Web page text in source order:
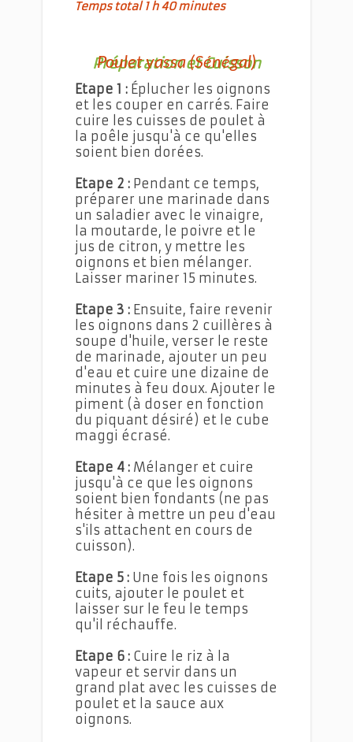
Temps total 1 h 40 minutes
Préparation et Cuisson
Poulet yassa (Sénégal)
Etape 1 : Éplucher les oignons
et les couper en carrés. Faire
cuire les cuisses de poulet à
la poêle jusqu'à ce qu'elles
soient bien dorées.
Etape 2 : Pendant ce temps,
préparer une marinade dans
un saladier avec le vinaigre,
la moutarde, le poivre et le
jus de citron, y mettre les
oignons et bien mélanger.
Laisser mariner 15 minutes.
Etape 3 : Ensuite, faire revenir
les oignons dans 2 cuillères à
soupe d'huile, verser le reste
de marinade, ajouter un peu
d'eau et cuire une dizaine de
minutes à feu doux. Ajouter le
piment (à doser en fonction
du piquant désiré) et le cube
maggi écrasé.
Etape 4 : Mélanger et cuire
jusqu'à ce que les oignons
soient bien fondants (ne pas
hésiter à mettre un peu d'eau
s'ils attachent en cours de
cuisson).
Etape 5 : Une fois les oignons
cuits, ajouter le poulet et
laisser sur le feu le temps
qu'il réchauffe.
Etape 6 : Cuire le riz à la
vapeur et servir dans un
grand plat avec les cuisses de
poulet et la sauce aux
oignons.